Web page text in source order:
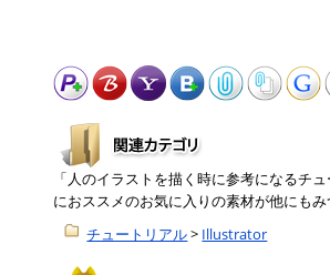
「人のイラストを描く時に参考になるチ
におススメのお気に入りの素材が他にもみ
チュートリアル> Illustrator